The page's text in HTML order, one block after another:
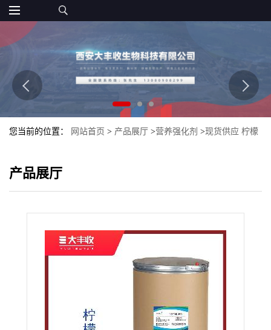
您当前的位置： 网站首页 > 产品展厅 >营养强化剂 >现货供应 柠檬
产品展厅